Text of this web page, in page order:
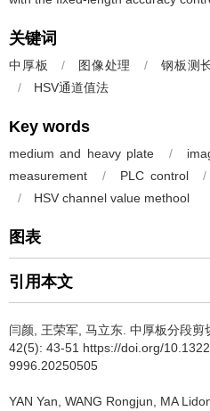
关键词
中厚板 / 图像处理 / 钢板测
/
HSV通道值法
Key words
medium and heavy plate /
measurement
/ PLC control /
/
HSV channel value methool
图表
引用本文
闫颜 王荣军 马立东 中厚板分段剪
42(5): 43-51 https://doi.org/
9996.20250505
YAN Yan WANG Rongjun MA